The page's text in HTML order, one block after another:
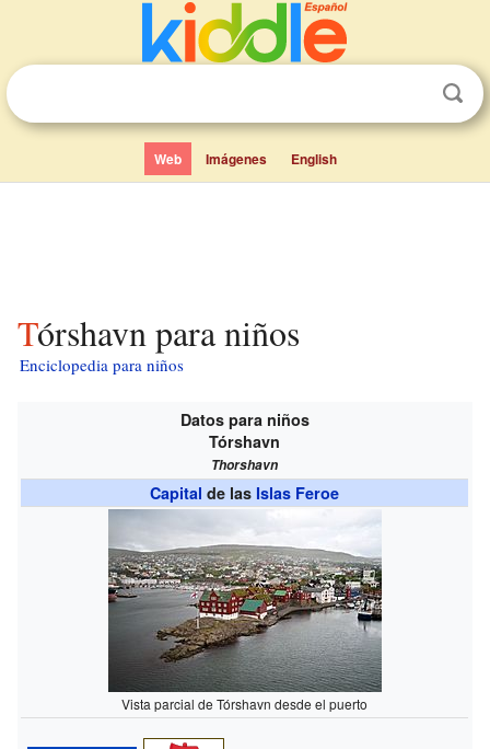
Web Imágenes English
Tórshavn para niños
Enciclopedia para niños
Datos para niños
Tórshavn
Thorshavn
Capital de las Islas Feroe
Vista parcial de Tórshavn desde el puerto